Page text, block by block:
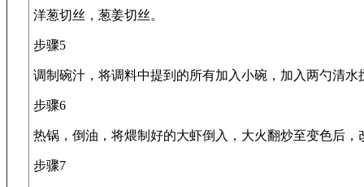
洋葱切丝，葱姜切丝。
步骤5
调制碗汁，将调料中提到的所有加入小碗，加入两勺清水
步骤6
热锅，倒油，将煨制好的大虾倒入，大火翻炒至变色后
步骤7